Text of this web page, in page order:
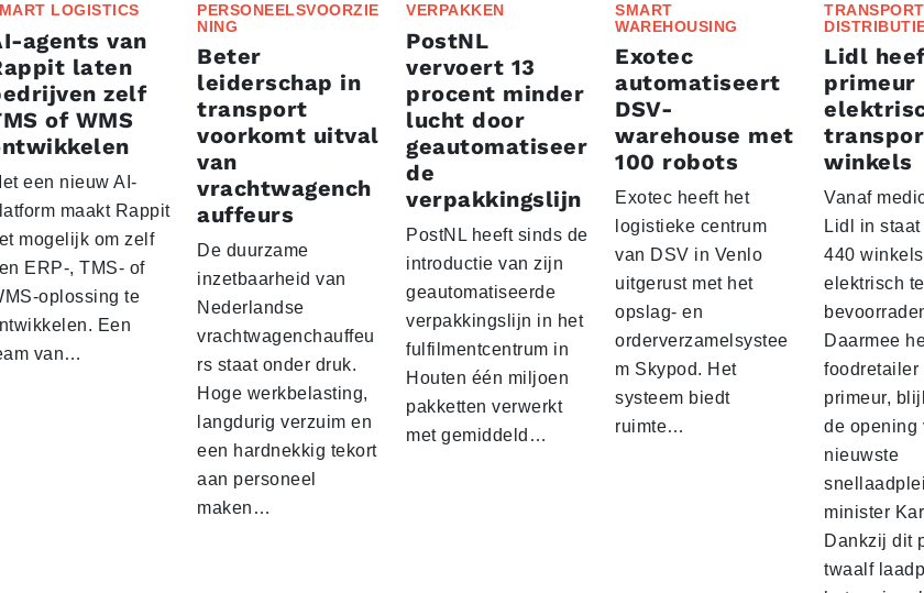
LOGISTICS
agents van
laten
zelf
of WMS
een nieuw AI-
maakt Rappit
mogelijk om zelf
ERP-, TMS- of
oplossing te
Een
van…
PERSONEELSVOORZIE
NING
Beter
leiderschap in
transport
voorkomt uitval
van
vrachtwagench
auffeurs
De duurzame
inzetbaarheid van
Nederlandse
vrachtwagenchauffeu
rs staat onder druk.
Hoge werkbelasting,
langdurig verzuim en
een hardnekkig tekort
aan personeel
maken…
VERPAKKEN
PostNL
vervoert 13
procent minder
lucht door
geautomatiseer
de
verpakkingslijn
PostNL heeft sinds de
introductie van zijn
geautomatiseerde
verpakkingslijn in het
fulfilmentcentrum in
Houten één miljoen
pakketten verwerkt
met gemiddeld…
SMART
WAREHOUSING
Exotec
automatiseert
DSV-
warehouse met
100 robots
Exotec heeft het
logistieke centrum
van DSV in Venlo
uitgerust met het
opslag- en
orderverzamelsystee
m Skypod. Het
systeem biedt
ruimte…
Lidl
primeur
winkels
Vanaf
Lidl in
440 winkels
elektrisch te
Daarmee
foodretailer
primeur,
de opening
nieuwste
minister
Dankzij dit
twaalf